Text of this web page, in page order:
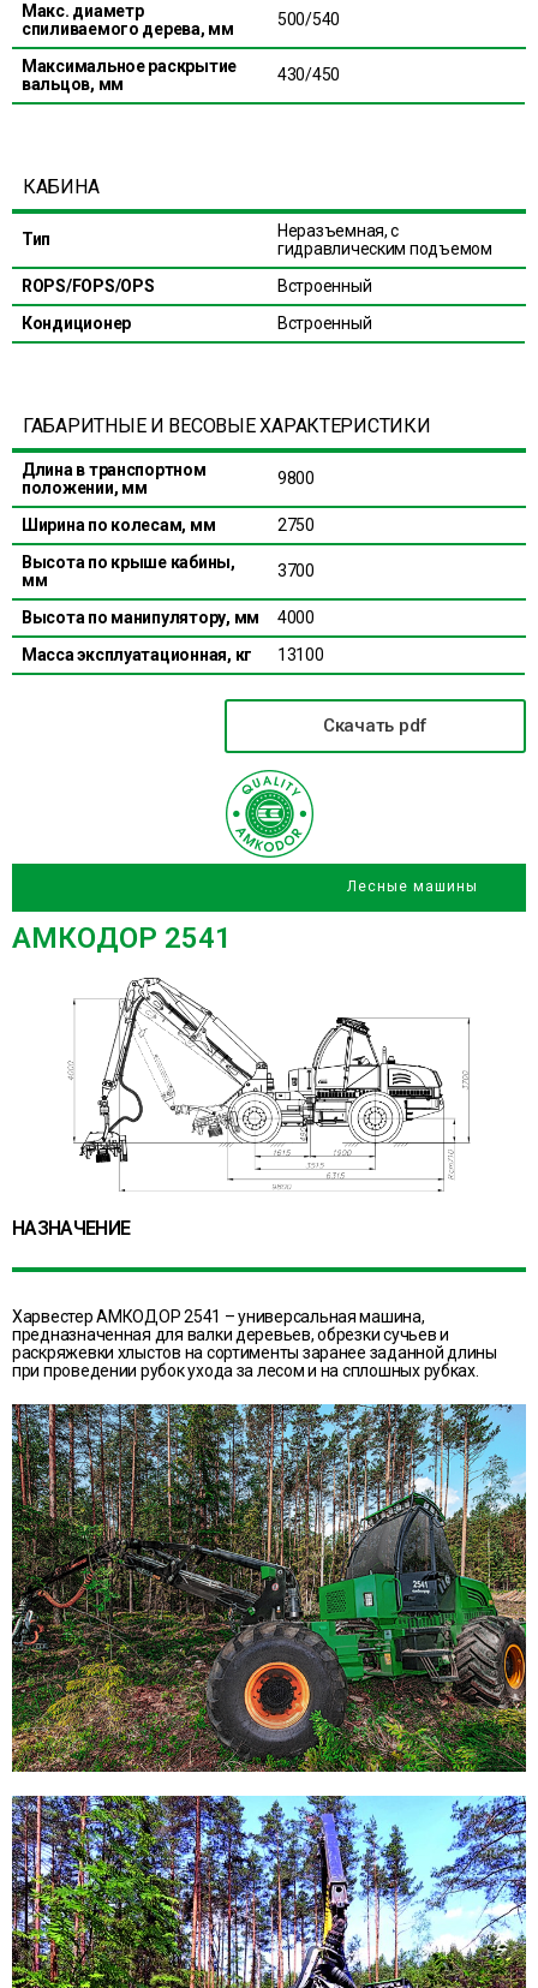
Макс. диаметр
спиливаемого дерева, мм
500/540
Максимальное раскрытие
вальцов, мм
430/450
КАБИНА
Тип
Неразъемная, с
гидравлическим подъемом
ROPS/FOPS/OPS
Встроенный
Кондиционер
Встроенный
ГАБАРИТНЫЕ И ВЕСОВЫЕ ХАРАКТЕРИСТИКИ
Длина в транспортном
положении, мм
9800
Ширина по колесам, мм
2750
Высота по крыше кабины,
мм
3700
Высота по манипулятору, мм
4000
Масса эксплуатационная, кг
13100
Скачать pdf
Лесные машины
АМКОДОР 2541
НАЗНАЧЕНИЕ
Харвестер АМКОДОР 2541 – универсальная машина,
предназначенная для валки деревьев, обрезки сучьев и
раскряжевки хлыстов на сортименты заранее заданной длины
при проведении рубок ухода за лесом и на сплошных рубках.